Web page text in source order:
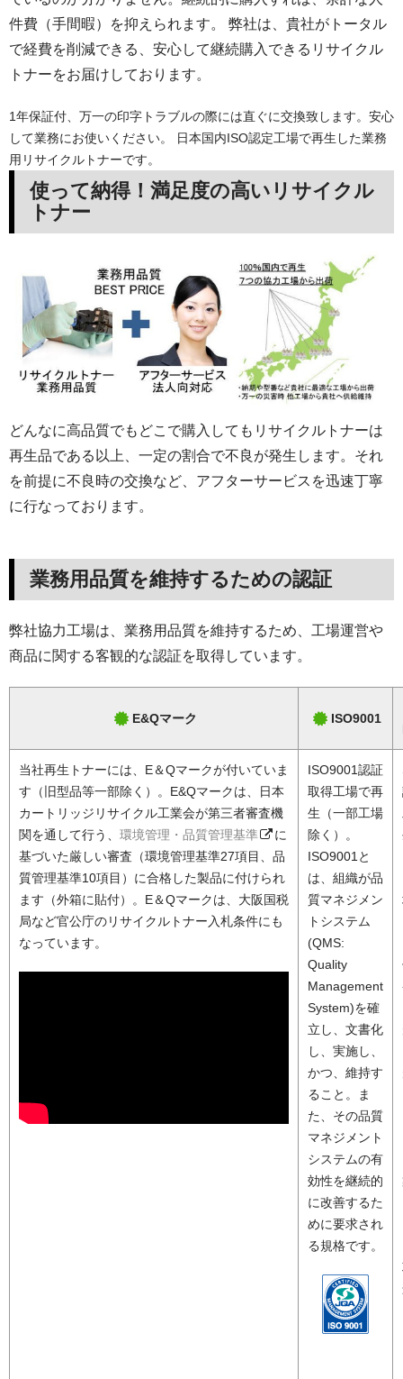
件費（手間暇）を抑えられます。 弊社は、貴社がトータル
で経費を削減できる、安心して継続購入できるリサイクル
トナーをお届けしております。
1年保証付、万一の印字トラブルの際には直ぐに交換致します。安心
して業務にお使いください。 日本国内ISO認定工場で再生した業務
用リサイクルトナーです。
使って納得！満足度の高いリサイクル
トナー
どんなに高品質でもどこで購入してもリサイクルトナーは
再生品である以上、一定の割合で不良が発生します。それ
を前提に不良時の交換など、アフターサービスを迅速丁寧
に行なっております。
業務用品質を維持するための認証
弊社協力工場は、業務用品質を維持するため、工場運営や
商品に関する客観的な認証を取得しています。
E&Qマーク ISO9001
当社再生トナーには、E＆Qマークが付いていま
す（旧型品等一部除く）。E&Qマークは、日本
カートリッジリサイクル工業会が第三者審査機
関を通して行う、 環境管理・品質管理基準
に
基づいた厳しい審査（環境管理基準27項目、品
質管理基準10項目）に合格した製品に付けられ
ます（外箱に貼付）。E＆Qマークは、大阪国税
局など官公庁のリサイクルトナー入札条件にも
なっています。
ISO9001認証
取得工場で再
生（一部工場
除く）。
ISO9001と
は、組織が品
質マネジメン
トシステム
(QMS:
Quality
Management
System)を確
立し、文書化
し、実施し、
かつ、維持す
ること。ま
た、その品質
マネジメント
システムの有
効性を継続的
に改善するた
めに要求され
る規格です。